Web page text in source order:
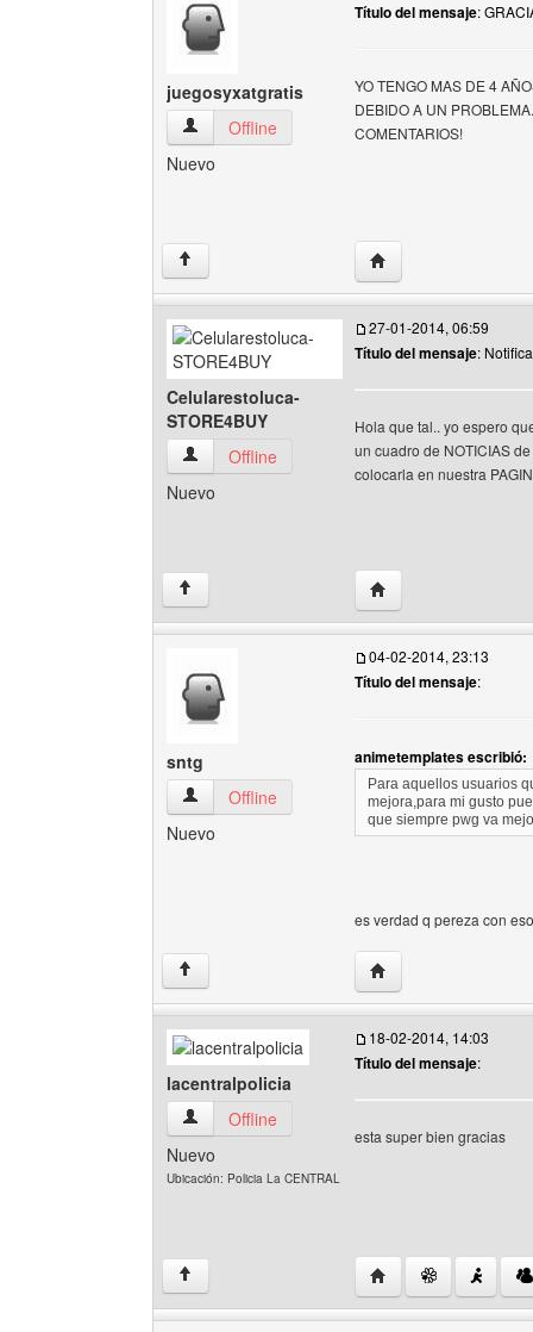
juegosyxatgratis
juegosyxatgratis Ver perfil del usuario
Offline
Nuevo
Título del mensaje:
YO TENGO MAS DE 4
DEBIDO A UN
COMENTARIOS!
↑ Visitar sitio web del
Celularestoluca-
STORE4BUY
Celularestoluca-STORE4BUY Ver perfil del
Offline
Nuevo
27-01-2014, 06:59
Título del mensaje:
Hola que tal.. yo espero
un cuadro de NOTICIAS
colocarla en nuestra
↑ Visitar sitio web del
sntg
sntg Ver perfil del usuario
Offline
Nuevo
04-02-2014, 23:13
Título del mensaje:
animetemplates escribió:
Para aquellos usuarios
mejora,para mi gusto
que siempre pwg va
es verdad q pereza con
↑ Visitar sitio web del
lacentralpolicia
lacentralpolicia Ver perfil del usuario
Offline
Nuevo
Ubicación: Policia La CENTRAL
18-02-2014, 14:03
Título del mensaje:
esta super bien gracias
↑ Visitar sitio web del